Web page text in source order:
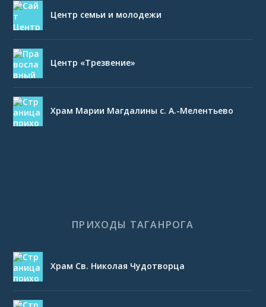
Центр семьи и молодежи
Центр «Трезвение»
Храм Марии Магдалины с. А.-Мелентьево
ПРИХОДЫ ТАГАНРОГА
Храм Св. Николая Чудотворца